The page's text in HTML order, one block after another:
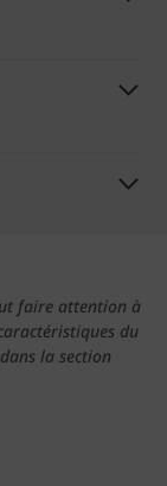
faire attention à
du
la section